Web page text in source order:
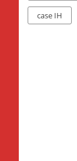
case IH